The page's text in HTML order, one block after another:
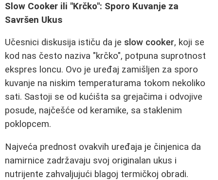
Slow Cooker ili "Krčko": Sporo Kuvanje za
Savršen Ukus
Učesnici diskusija ističu da je slow cooker, koji se
kod nas često naziva "krčko", potpuna suprotnost
ekspres loncu. Ovo je uređaj zamišljen za sporo
kuvanje na niskim temperaturama tokom nekoliko
sati. Sastoji se od kućišta sa grejačima i odvojive
posude, najčešće od keramike, sa staklenim
poklopcem.
Najveća prednost ovakvih uređaja je činjenica da
namirnice zadržavaju svoj originalan ukus i
nutrijente zahvaljujući blagoj termičkoj obradi.